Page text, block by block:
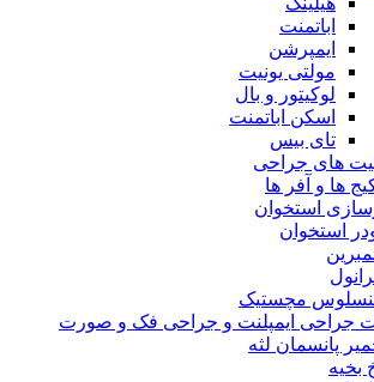
اباتمنت
ایمپرشن
مولتی یونیت
لوکیتور و بال
اسکن اباتمنت
تای بیس
های جراحی
ها و آفر ها
استخوان
استخوان
مچستیک
جراحی ایمپلنت و جراحی فک و صورت
پانسمان لثه
بخیه